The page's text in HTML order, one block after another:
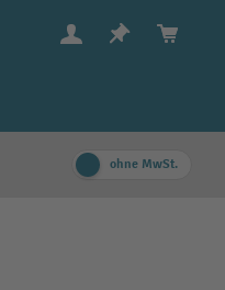
ohne MwSt.